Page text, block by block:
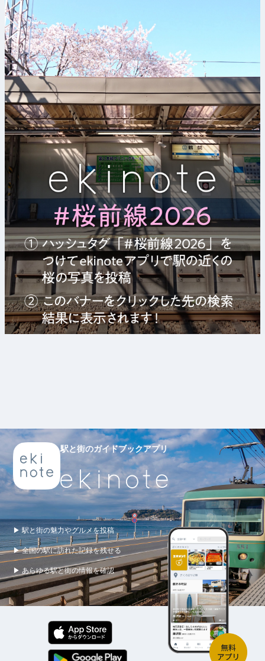
駅と街のガイドブックアプリ
▶ 駅と街の魅力やグルメを投稿
▶ 全国の駅に訪れた記録を残せる
▶ あらゆる駅と街の情報を確認